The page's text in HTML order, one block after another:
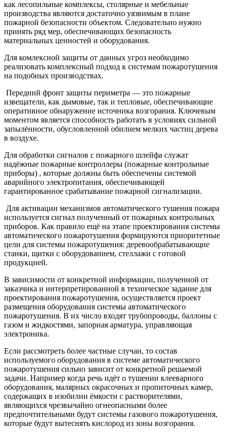
как лесопильные комплексы, столярные и мебельные
производства являются достаточно уязвимым в плане
пожарной безопасности объектом. Следовательно нужно
принять ряд мер, обеспечивающих безопасность
материальных ценностей и оборудования.
Для комлексной защиты от данных угроз необходимо
реализовать комплексный подход к системам пожаротушения
на подобных производствах.
Передний фронт защиты периметра — это пожарные
извещатели, как дымовые, так и тепловые, обеспечивающие
оперативное обнаружение источника возгорания. Ключевым
моментом является способность работать в условиях сильной
запылённости, обусловленной обилием мелких частиц дерева
в воздухе.
Для обработки сигналов с пожарного шлейфа служат
надёжные пожарные контроллеры (пожарные контрольные
приборы) , которые должны быть обеспечены системой
аварийного электропитания, обеспечивающей
гарантированное срабатывание пожарной сигнализации.
Для активации механизмов автоматического тушения пожара
используется сигнал полученный от пожарных контрольных
приборов. Как правило ещё на этапе проектирования системы
автоматического пожаротушения формируются приоритетные
цели для системы пожаротушения: деревообрабатывающие
станки, щитки с оборудованием, стеллажи с готовой
продукцией.
В зависимости от конкретной информации, полученной от
заказчика и интерпретированной в техническое задание для
проектирования пожаротушения, осуществляется проект
размещения оборудования системы автоматического
пожаротушения. В их число входят трубопроводы, баллоны с
газом и жидкостями, запорная арматура, управляющая
электроника.
Если рассмотреть более частные случаи, то состав
используемого оборудования в системе автоматического
пожаротушения сильно зависит от конкретной решаемой
задачи. Например когда речь идёт о тушении клееварного
оборудования, малярных окрасочных и пропиточных камер,
содержащих в изобилии ёмкости с растворителями,
являющихся чрезвычайно огнеопасными более
предпочтительными будут системы газового пожаротушения,
которые будут вытеснять кислород из зоны возгорания.